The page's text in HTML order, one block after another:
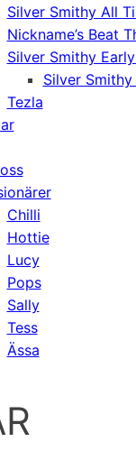
Silver Smithy All
Nickname’s Beat
Silver Smithy
Silver
Tezla
Chilli
Hottie
Lucy
Pops
Sally
Tess
Ässa